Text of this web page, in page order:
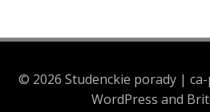
© 2026 Studenckie porady |
WordPress and